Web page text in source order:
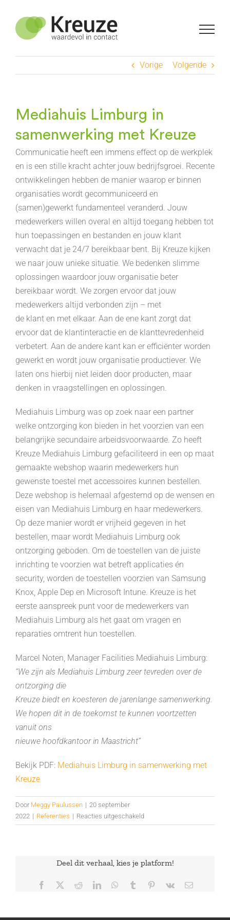
inhoud
Vorige Volgende
Mediahuis Limburg in
samenwerking met Kreuze
Communicatie heeft een immens effect op de werkplek
en is een stille kracht achter jouw bedrijfsgroei. Recente
ontwikkelingen hebben de manier waarop er binnen
organisaties wordt gecommuniceerd en
(samen)gewerkt fundamenteel veranderd. Jouw
medewerkers willen overal en altijd toegang hebben tot
hun toepassingen en bestanden en jouw klant
verwacht dat je 24/7 bereikbaar bent. Bij Kreuze kijken
we naar jouw unieke situatie. We bedenken slimme
oplossingen waardoor jouw organisatie beter
bereikbaar wordt. We zorgen ervoor dat jouw
medewerkers altijd verbonden zijn – met
de klant en met elkaar. Aan de ene kant zorgt dat
ervoor dat de klantinteractie en de klanttevredenheid
verbetert. Aan de andere kant kan er efficiënter worden
gewerkt en wordt jouw organisatie productiever. We
laten ons hierbij niet leiden door producten, maar
denken in vraagstellingen en oplossingen.
Mediahuis Limburg was op zoek naar een partner
welke ontzorging kon bieden in het voorzien van een
belangrijke secundaire arbeidsvoorwaarde. Zo heeft
Kreuze Mediahuis Limburg gefaciliteerd in een op maat
gemaakte webshop waarin medewerkers hun
gewenste toestel met accessoires kunnen bestellen.
Deze webshop is helemaal afgestemd op de wensen en
eisen van Mediahuis Limburg en haar medewerkers.
Op deze manier wordt er vrijheid gegeven in het
bestellen, maar wordt Mediahuis Limburg ook
ontzorging geboden. Om de toestellen van de juiste
inrichting te voorzien wat betreft applicaties én
security, worden de toestellen voorzien van Samsung
Knox, Apple Dep en Microsoft Intune. Kreuze is het
eerste aanspreek punt voor de medewerkers van
Mediahuis Limburg als het gaat om vragen en
reparaties omtrent hun toestellen.
Marcel Noten, Manager Facilities Mediahuis Limburg:
“We zijn als Mediahuis Limburg zeer tevreden over de
ontzorging die
Kreuze biedt en koesteren de jarenlange samenwerking.
We hopen dit in de toekomst te kunnen voortzetten
vanuit ons
nieuwe hoofdkantoor in Maastricht”
Bekijk PDF: Mediahuis Limburg in samenwerking met
Kreuze
Door Meggy Paulussen | 20 september
2022 | Referenties | Reacties uitgeschakeldvoor
Mediahuis
samenwerking
Kreuze
Deel dit verhaal, kies je platform!
Facebook RedditLinkedInWhatsApp
Tumblr Pinterest
Vk
E-